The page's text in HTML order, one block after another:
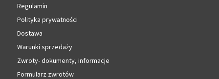
Regulamin
Polityka prywatności
Dostawa
Warunki sprzedaży
Zwroty- dokumenty, informacje
Formularz zwrotów